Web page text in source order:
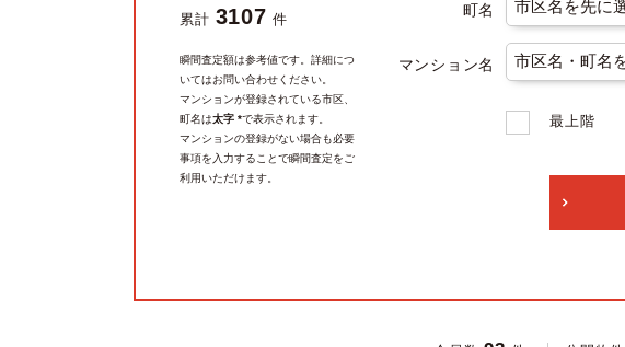
累計 3107 件
町名
マンション名
最上階
瞬間査定額は参考値です。詳細につ
いてはお問い合わせください。
マンションが登録されている市区、
町名は太字 *で表示されます。
マンションの登録がない場合も必要
事項を入力することで瞬間査定をご
利用いただけます。